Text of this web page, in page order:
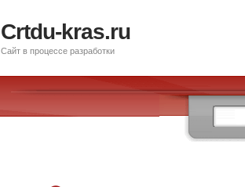
Crtdu-kras.ru
Сайт в процессе разработки